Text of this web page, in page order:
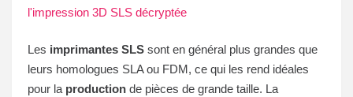
l'impression 3D SLS décryptée
Les imprimantes SLS sont en général plus grandes que
leurs homologues SLA ou FDM, ce qui les rend idéales
pour la production de pièces de grande taille. La